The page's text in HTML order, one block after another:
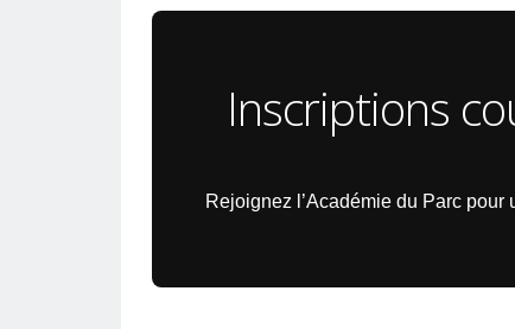
Inscriptions
Rejoignez l’Académie du Parc